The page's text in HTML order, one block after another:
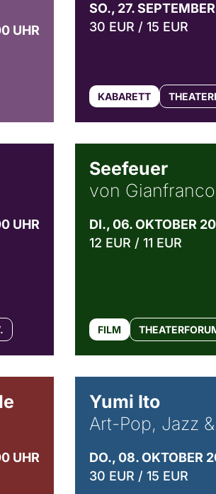
UHR
SO., 27.
30 EUR / 15 EUR
KABARETT
UHR
Seefeuer
von
DI., 06. OKTOBER
12 EUR / 11 EUR
FILM
UHR
Yumi Ito
Art-Pop, Jazz
DO., 08. OKTOBER
30 EUR / 15 EUR